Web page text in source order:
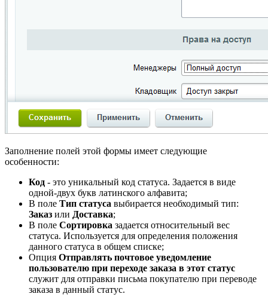
Заполнение полей этой формы имеет следующие
особенности:
Код - это уникальный код статуса. Задается в виде
одной-двух букв латинского алфавита;
В поле Тип статуса выбирается необходимый тип:
Заказ или Доставка;
В поле Сортировка задается относительный вес
статуса. Используется для определения положения
данного статуса в общем списке;
Опция Отправлять почтовое уведомление
пользователю при переходе заказа в этот статус
служит для отправки письма покупателю при переводе
заказа в данный статус.